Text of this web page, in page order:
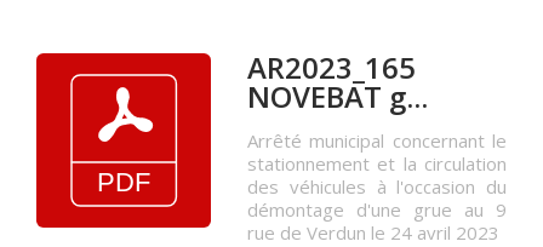
AR2023_165
NOVEBAT g...
Arrêté municipal concernant le
stationnement et la circulation
des véhicules à l'occasion du
démontage d'une grue au 9
rue de Verdun le 24 avril 2023